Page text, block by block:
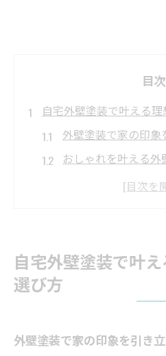
目次
自宅外壁塗装で叶える
外壁塗装で家の印
おしゃれを叶える
外壁塗装で理想を形
おしゃれで失敗しない外
外壁塗装色組み合
外壁塗装で人気色の
自宅外壁塗装で叶
選び方
外壁塗装で家の印象を引き